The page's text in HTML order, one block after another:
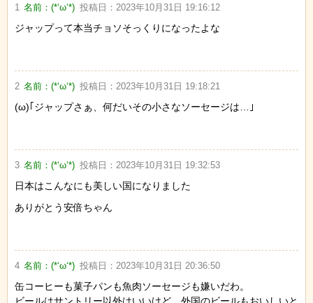
1 名前：(*‘ω‘*) 投稿日： 2023年10月31日 19:16:12
ジャップって本当チョソそっくりになったよな
2 名前：(*‘ω‘*) 投稿日： 2023年10月31日 19:18:21
(ω)｢ジャップさぁ、何だいその小さなソーセージは…｣
3 名前：(*‘ω‘*) 投稿日： 2023年10月31日 19:32:53
日本はこんなにも美しい国になりました
ありがとう安倍ちゃん
4 名前：(*‘ω‘*) 投稿日： 2023年10月31日 20:36:50
缶コーヒーも菓子パンも魚肉ソーセージも嫌いだわ。